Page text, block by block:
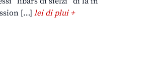
[…]lei di plui +